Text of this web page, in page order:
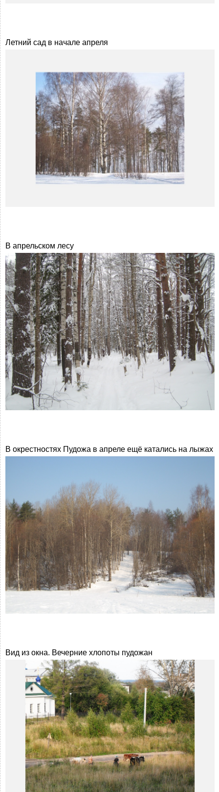
Летний сад в начале апреля
В апрельском лесу
В окрестностях Пудожа в апреле ещё катались на лыжах
Вид из окна. Вечерние хлопоты пудожан